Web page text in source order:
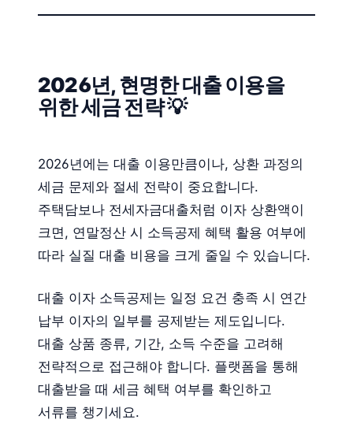
2026년, 현명한 대출 이용을
위한 세금 전략 💡
2026년에는 대출 이용만큼이나, 상환 과정의
세금 문제와 절세 전략이 중요합니다.
주택담보나 전세자금대출처럼 이자 상환액이
크면, 연말정산 시 소득공제 혜택 활용 여부에
따라 실질 대출 비용을 크게 줄일 수 있습니다.
대출 이자 소득공제는 일정 요건 충족 시 연간
납부 이자의 일부를 공제받는 제도입니다.
대출 상품 종류, 기간, 소득 수준을 고려해
전략적으로 접근해야 합니다. 플랫폼을 통해
대출받을 때 세금 혜택 여부를 확인하고
서류를 챙기세요.